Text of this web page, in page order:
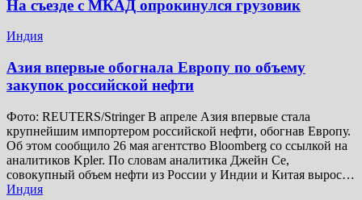
На съезде с МКАД опрокинулся грузовик
Индия
Азия впервые обогнала Европу по объему
закупок российской нефти
Фото: REUTERS/Stringer В апреле Азия впервые стала
крупнейшим импортером российской нефти, обогнав Европу.
Об этом сообщило 26 мая агентство Bloomberg со ссылкой на
аналитиков Kpler. По словам аналитика Джейн Се,
совокупный объем нефти из России у Индии и Китая вырос…
Индия